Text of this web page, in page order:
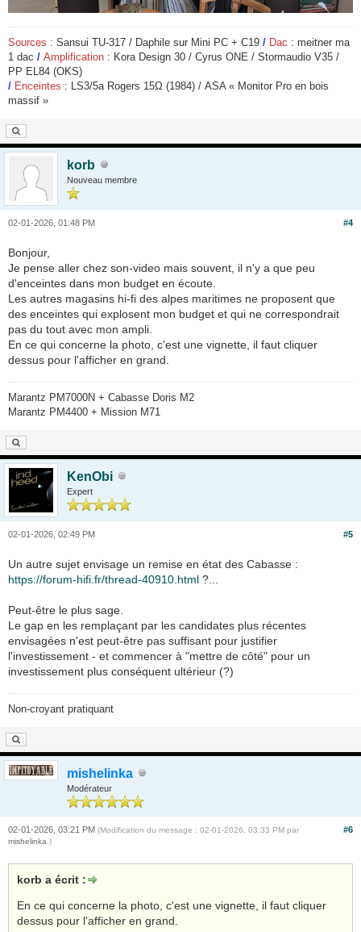
Sources : Sansui TU-317 / Daphile sur Mini PC + C19 / Dac : meitner ma
1 dac / Amplification : Kora Design 30 / Cyrus ONE / Stormaudio V35 /
PP EL84 (OKS)
/ Enceintes : LS3/5a Rogers 15Ω (1984) / ASA « Monitor Pro en bois
massif »
korb
Nouveau membre
#4
02-01-2026, 01:48 PM
Bonjour,
Je pense aller chez son-video mais souvent, il n'y a que peu
d'enceintes dans mon budget en écoute.
Les autres magasins hi-fi des alpes maritimes ne proposent que
des enceintes qui explosent mon budget et qui ne correspondrait
pas du tout avec mon ampli.
En ce qui concerne la photo, c'est une vignette, il faut cliquer
dessus pour l'afficher en grand.
Marantz PM7000N + Cabasse Doris M2
Marantz PM4400 + Mission M71
KenObi
Expert
#5
02-01-2026, 02:49 PM
Un autre sujet envisage un remise en état des Cabasse :
https://forum-hifi.fr/thread-40910.html ?...
Peut-être le plus sage.
Le gap en les remplaçant par les candidates plus récentes
envisagées n'est peut-être pas suffisant pour justifier
l'investissement - et commencer à "mettre de côté" pour un
investissement plus conséquent ultérieur (?)
Non-croyant pratiquant
mishelinka
Modérateur
#6
02-01-2026, 03:21 PM (Modification du message : 02-01-2026, 03:33 PM par
mishelinka .)
korb a écrit :
En ce qui concerne la photo, c'est une vignette, il faut cliquer
dessus pour l'afficher en grand.